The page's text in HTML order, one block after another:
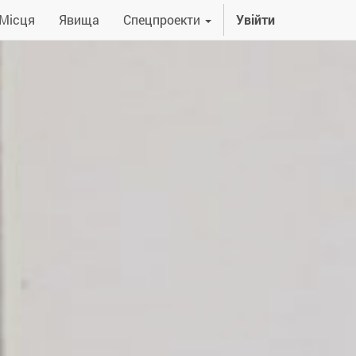
Явища Спецпроекти Увійти